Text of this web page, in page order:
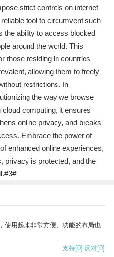
strict controls on internet
tool to circumvent such
the ability to access blocked
around the world. This
those residing in countries
allowing them to freely
restrictions. In
the way we browse
computing, it ensures
online privacy, and breaks
Embrace the power of
enhanced online experiences,
privacy is protected, and the
使用起来非常方便。功能的布局也
支持[0] 反对[0]